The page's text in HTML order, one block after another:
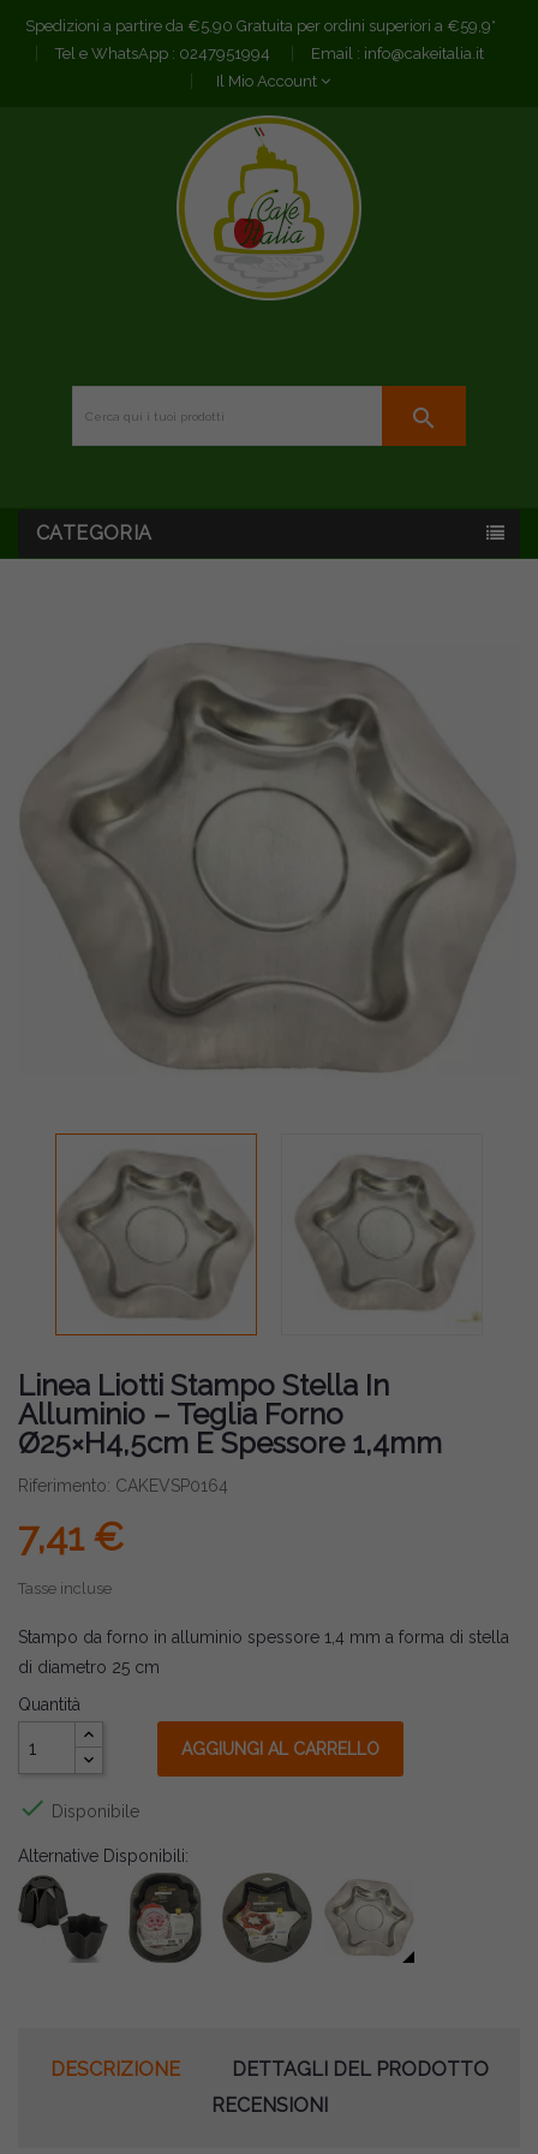
Spedizioni a partire da €5,90 Gratuita per ordini superiori a €59,9*
Tel e WhatsApp : 0247951994 Email : info@cakeitalia.it
Il Mio Account
search
CATEGORIA
Linea Liotti Stampo Stella In
Alluminio – Teglia Forno
Ø25×H4,5cm E Spessore 1,4mm
Riferimento: CAKEVSP0164
7,41 €
Tasse incluse
Stampo da forno in alluminio spessore 1,4 mm a forma di stella
di diametro 25 cm
Quantità
AGGIUNGI AL CARRELLO
 Disponibile
Alternative Disponibili:
DESCRIZIONE
DETTAGLI DEL PRODOTTO
RECENSIONI